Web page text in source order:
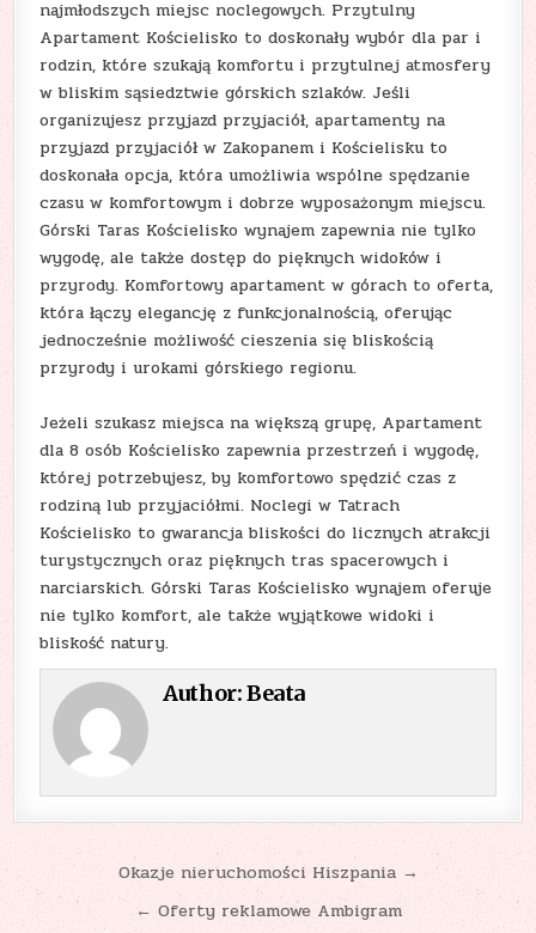
najmłodszych miejsc noclegowych. Przytulny
Apartament Kościelisko to doskonały wybór dla par i
rodzin, które szukają komfortu i przytulnej atmosfery
w bliskim sąsiedztwie górskich szlaków. Jeśli
organizujesz przyjazd przyjaciół, apartamenty na
przyjazd przyjaciół w Zakopanem i Kościelisku to
doskonała opcja, która umożliwia wspólne spędzanie
czasu w komfortowym i dobrze wyposażonym miejscu.
Górski Taras Kościelisko wynajem zapewnia nie tylko
wygodę, ale także dostęp do pięknych widoków i
przyrody. Komfortowy apartament w górach to oferta,
która łączy elegancję z funkcjonalnością, oferując
jednocześnie możliwość cieszenia się bliskością
przyrody i urokami górskiego regionu.
Jeżeli szukasz miejsca na większą grupę, Apartament
dla 8 osób Kościelisko zapewnia przestrzeń i wygodę,
której potrzebujesz, by komfortowo spędzić czas z
rodziną lub przyjaciółmi. Noclegi w Tatrach
Kościelisko to gwarancja bliskości do licznych atrakcji
turystycznych oraz pięknych tras spacerowych i
narciarskich. Górski Taras Kościelisko wynajem oferuje
nie tylko komfort, ale także wyjątkowe widoki i
bliskość natury.
Author:Beata
Nawigacja
wpisu
Okazje nieruchomości Hiszpania →
← Oferty reklamowe Ambigram